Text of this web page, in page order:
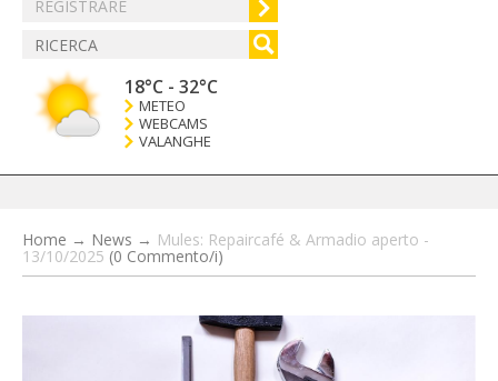
REGISTRARE
18°C - 32°C
METEO
WEBCAMS
VALANGHE
Home → News → Mules: Repaircafé & Armadio aperto -
13/10/2025 (0 Commento/i)